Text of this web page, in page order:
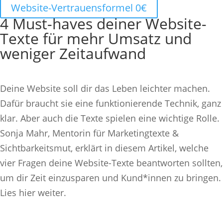
Website-Vertrauensformel 0€
4 Must-haves deiner Website-
Texte für mehr Umsatz und
weniger Zeitaufwand
Deine Website soll dir das Leben leichter machen.
Dafür braucht sie eine funktionierende Technik, ganz
klar. Aber auch die Texte spielen eine wichtige Rolle.
Sonja Mahr, Mentorin für Marketingtexte &
Sichtbarkeitsmut, erklärt in diesem Artikel, welche
vier Fragen deine Website-Texte beantworten sollten,
um dir Zeit einzusparen und Kund*innen zu bringen.
Lies hier weiter.